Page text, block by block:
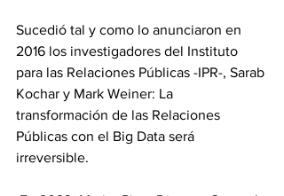
Sucedió tal y como lo anunciaron en
2016 los investigadores del Instituto
para las Relaciones Públicas -IPR-, Sarab
Kochar y Mark Weiner: La
transformación de las Relaciones
Públicas con el Big Data será
irreversible.